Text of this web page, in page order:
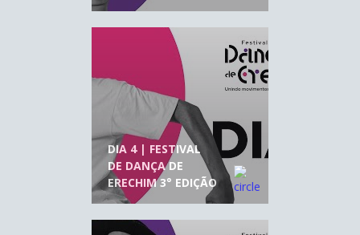
DIA 4 | FESTIVAL
DE DANÇA DE
ERECHIM 3° EDIÇÃO